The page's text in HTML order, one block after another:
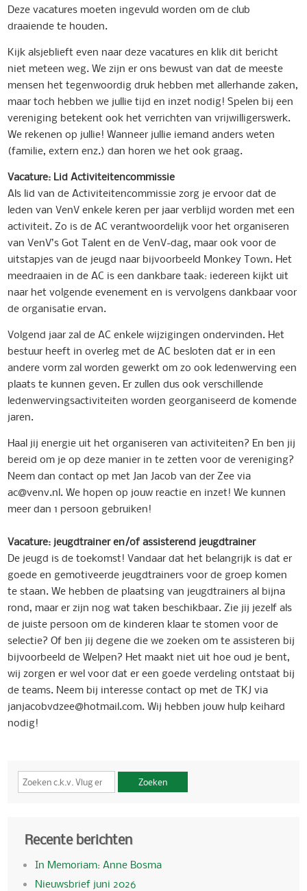
Deze vacatures moeten ingevuld worden om de club
draaiende te houden.
Kijk alsjeblieft even naar deze vacatures en klik dit bericht
niet meteen weg. We zijn er ons bewust van dat de meeste
mensen het tegenwoordig druk hebben met allerhande zaken,
maar toch hebben we jullie tijd en inzet nodig! Spelen bij een
vereniging betekent ook het verrichten van vrijwilligerswerk.
We rekenen op jullie! Wanneer jullie iemand anders weten
(familie, extern enz.) dan horen we het ook graag.
Vacature: Lid Activiteitencommissie
Als lid van de Activiteitencommissie zorg je ervoor dat de
leden van VenV enkele keren per jaar verblijd worden met een
activiteit. Zo is de AC verantwoordelijk voor het organiseren
van VenV’s Got Talent en de VenV-dag, maar ook voor de
uitstapjes van de jeugd naar bijvoorbeeld Monkey Town. Het
meedraaien in de AC is een dankbare taak: iedereen kijkt uit
naar het volgende evenement en is vervolgens dankbaar voor
de organisatie ervan.
Volgend jaar zal de AC enkele wijzigingen ondervinden. Het
bestuur heeft in overleg met de AC besloten dat er in een
andere vorm zal worden gewerkt om zo ook ledenwerving een
plaats te kunnen geven. Er zullen dus ook verschillende
ledenwervingsactiviteiten worden georganiseerd de komende
jaren.
Haal jij energie uit het organiseren van activiteiten? En ben jij
bereid om je op deze manier in te zetten voor de vereniging?
Neem dan contact op met Jan Jacob van der Zee via
ac@venv.nl. We hopen op jouw reactie en inzet! We kunnen
meer dan 1 persoon gebruiken!
Vacature: jeugdtrainer en/of assisterend jeugdtrainer
De jeugd is de toekomst! Vandaar dat het belangrijk is dat er
goede en gemotiveerde jeugdtrainers voor de groep komen
te staan. We hebben de plaatsing van jeugdtrainers al bijna
rond, maar er zijn nog wat taken beschikbaar. Zie jij jezelf als
de juiste persoon om de kinderen klaar te stomen voor de
selectie? Of ben jij degene die we zoeken om te assisteren bij
bijvoorbeeld de Welpen? Het maakt niet uit hoe oud je bent,
wij zorgen er wel voor dat er een goede verdeling ontstaat bij
de teams. Neem bij interesse contact op met de TKJ via
janjacobvdzee@hotmail.com. Wij hebben jouw hulp keihard
nodig!
Zoeken
Recente berichten
In Memoriam: Anne Bosma
Nieuwsbrief juni 2026